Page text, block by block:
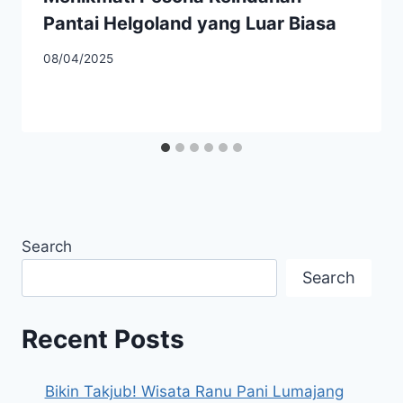
Pantai Helgoland yang Luar Biasa
08/04/2025
Search
Search
Recent Posts
Bikin Takjub! Wisata Ranu Pani Lumajang